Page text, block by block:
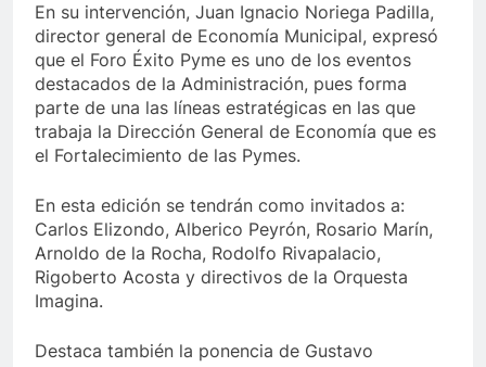
En su intervención, Juan Ignacio Noriega Padilla,
director general de Economía Municipal, expresó
que el Foro Éxito Pyme es uno de los eventos
destacados de la Administración, pues forma
parte de una las líneas estratégicas en las que
trabaja la Dirección General de Economía que es
el Fortalecimiento de las Pymes.
En esta edición se tendrán como invitados a:
Carlos Elizondo, Alberico Peyrón, Rosario Marín,
Arnoldo de la Rocha, Rodolfo Rivapalacio,
Rigoberto Acosta y directivos de la Orquesta
Imagina.
Destaca también la ponencia de Gustavo